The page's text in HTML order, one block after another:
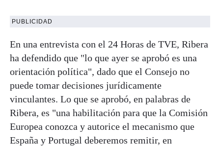
PUBLICIDAD
En una entrevista con el 24 Horas de TVE, Ribera
ha defendido que "lo que ayer se aprobó es una
orientación política", dado que el Consejo no
puede tomar decisiones jurídicamente
vinculantes. Lo que se aprobó, en palabras de
Ribera, es "una habilitación para que la Comisión
Europea conozca y autorice el mecanismo que
España y Portugal deberemos remitir, en